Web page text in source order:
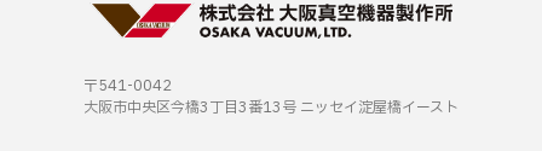
〒541-0042
大阪市中央区今橋3丁目3番13号 ニッセイ淀屋橋イースト